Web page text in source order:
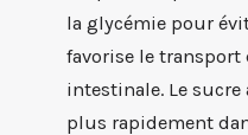
la glycémie pour
favorise le transport
intestinale. Le sucre
plus rapidement